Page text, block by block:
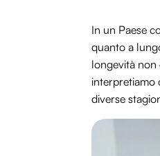
In un Paese
quanto a
longevità non
interpretiamo
diverse